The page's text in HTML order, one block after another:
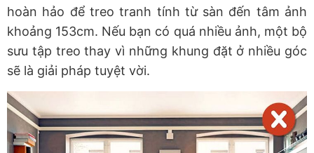
hoàn hảo để treo tranh tính từ sàn đến tâm ảnh
khoảng 153cm. Nếu bạn có quá nhiều ảnh, một bộ
sưu tập treo thay vì những khung đặt ở nhiều góc
sẽ là giải pháp tuyệt vời.